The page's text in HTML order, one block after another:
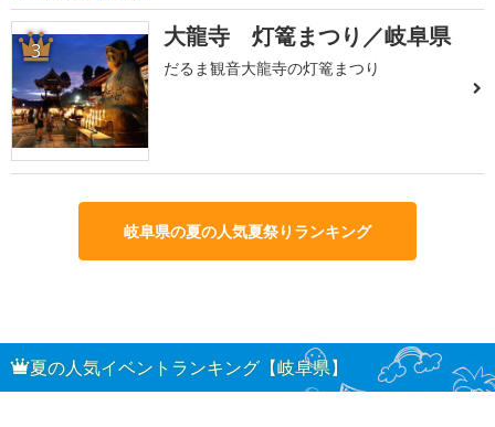
3 大龍寺 灯篭まつり／岐阜県
だるま観音大龍寺の灯篭まつり
岐阜県の夏の人気夏祭りランキング
夏の人気イベントランキング【岐阜県】